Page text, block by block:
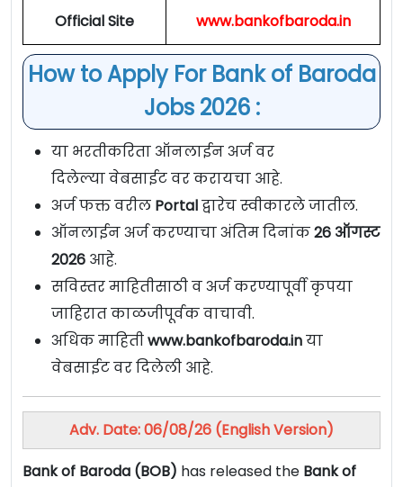
Official Site www.bankofbaroda.in
How to Apply For Bank of Baroda
Jobs 2026 :
या भरतीकरिता ऑनलाईन अर्ज वर
दिलेल्या वेबसाईट वर करायचा आहे.
अर्ज फक्त वरील Portalद्वारेच स्वीकारले जातील.
ऑनलाईन अर्ज करण्याचा अंतिम दिनांक26 ऑगस्ट
2026 आहे.
सविस्तर माहितीसाठी व अर्ज करण्यापूर्वी कृपया
जाहिरात काळजीपूर्वक वाचावी.
अधिक माहितीwww.bankofbaroda.inया
वेबसाईट वर दिलेली आहे.
Adv. Date: 06/08/26 (English Version)
Bank of Baroda (BOB) has released the Bank of